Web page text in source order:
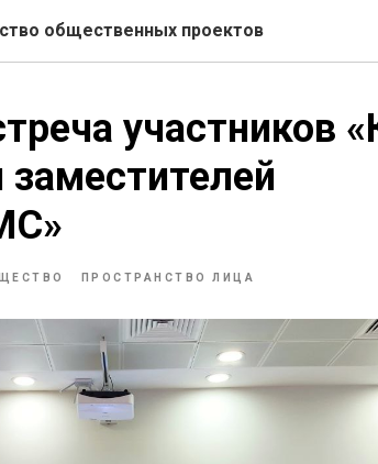
общественных проектов
участников
ПРОСТРАНСТВО ЛИЦА